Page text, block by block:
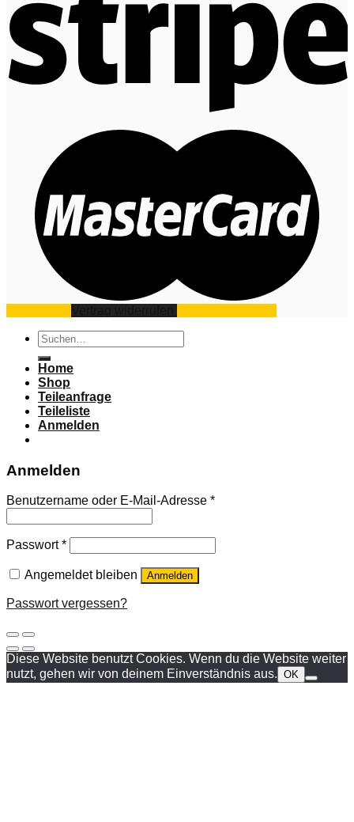
Suchen
nach:
Home
Shop
Teileanfrage
Teileliste
Anmelden
Anmelden
Benutzername oder E-Mail-Adresse *
Passwort*
Angemeldet bleiben Anmelden
Passwort vergessen?
Diese Website benutzt Cookies. Wenn du die Website weiter
nutzt, gehen wir von deinem Einverständnis aus. OK